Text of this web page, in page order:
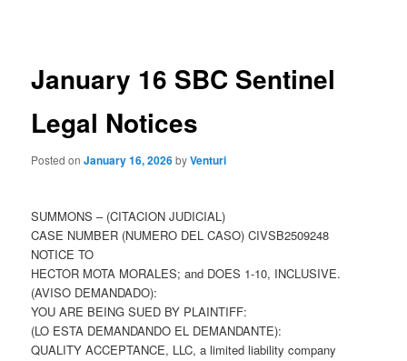
January 16 SBC Sentinel
Legal Notices
Posted onJanuary 16, 2026byVenturi
SUMMONS – (CITACION JUDICIAL)
CASE NUMBER (NUMERO DEL CASO) CIVSB2509248
NOTICE TO
HECTOR MOTA MORALES; and DOES 1-10, INCLUSIVE.
(AVISO DEMANDADO):
YOU ARE BEING SUED BY PLAINTIFF:
(LO ESTA DEMANDANDO EL DEMANDANTE):
QUALITY ACCEPTANCE, LLC, a limited liability company